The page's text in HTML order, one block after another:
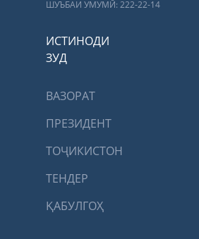
ШУЪБАИ УМУМӢ: 222-22-14
ИСТИНОДИ
ЗУД
ВАЗОРАТ
ПРЕЗИДЕНТ
ТОҶИКИСТОН
ТЕНДЕР
ҚАБУЛГОҲ